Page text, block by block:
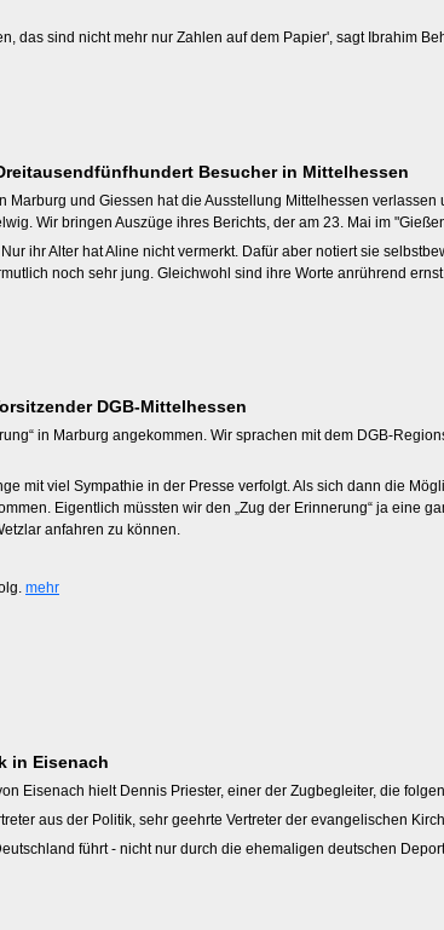
das sind nicht mehr nur Zahlen auf dem Papier', sagt Ibrahim
Besucher in Mittelhessen
Marburg und Giessen hat die Ausstellung Mittelhessen
Wir bringen Auszüge ihres Berichts, der am 23. Mai im
ihr Alter hat Aline nicht vermerkt. Dafür aber notiert sie
noch sehr jung. Gleichwohl sind ihre Worte anrührend
DGB-Mittelhessen
in Marburg angekommen. Wir sprachen mit dem DGB-
mit viel Sympathie in der Presse verfolgt. Als sich dann die
Eigentlich müssten wir den „Zug der Erinnerung“ ja eine
anfahren zu können.
mehr
in Eisenach
Eisenach hielt Dennis Priester, einer der Zugbegleiter, die
aus der Politik, sehr geehrte Vertreter der evangelischen
führt - nicht nur durch die ehemaligen deutschen